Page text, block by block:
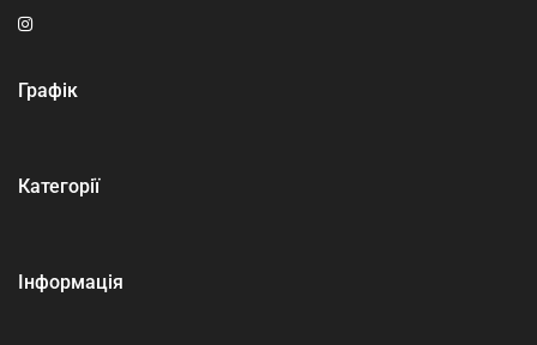
Графік
Категорії
Інформація